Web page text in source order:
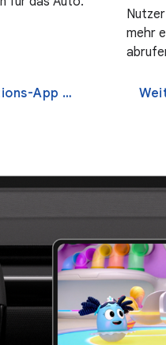
entwerfen
mehr